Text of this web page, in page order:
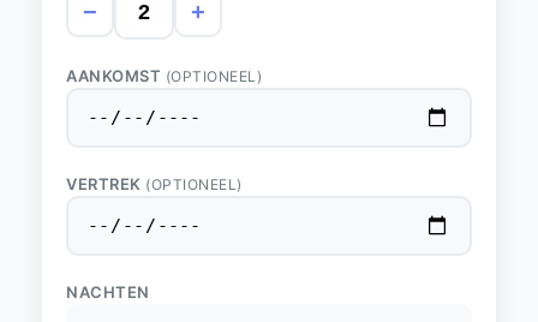
− +
AANKOMST (OPTIONEEL)
VERTREK (OPTIONEEL)
NACHTEN